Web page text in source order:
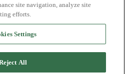
site navigation, analyze site
efforts.
Settings
All